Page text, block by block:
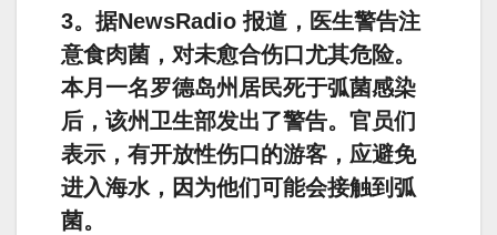
3。据NewsRadio 报道，医生警告注
意食肉菌，对未愈合伤口尤其危险。
本月一名罗德岛州居民死于弧菌感染
后，该州卫生部发出了警告。官员们
表示，有开放性伤口的游客，应避免
进入海水，因为他们可能会接触到弧
菌。